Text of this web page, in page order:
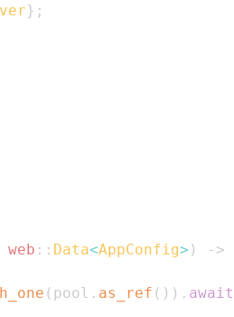
} ;
web :: Data<AppConfig> ) ->
( pool . as_ref ( ) ) . await